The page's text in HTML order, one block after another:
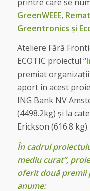
GreenWEEE,
Greentronics și
Ateliere Fără
ECOTIC proiectul “
premiat
aport în acest
ING Bank NV
(4498.2kg) și la
Erickson (616.8 kg).
În cadrul
mediu curat”,
oferit două premii
anume: